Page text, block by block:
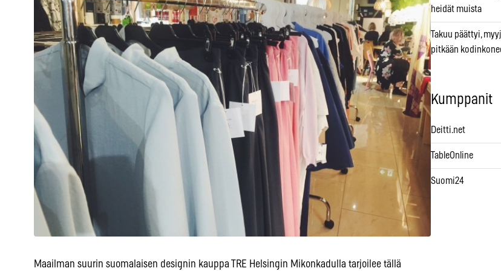
Maailman suurin suomalaisen designin kauppa TRE Helsingin Mikonkadulla tarjoilee tällä
heidät muista
Takuu päättyi,
pitkään
Kumppanit
Deitti.net
TableOnline
Suomi24